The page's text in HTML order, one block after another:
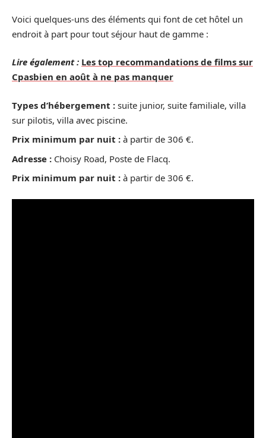
Voici quelques-uns des éléments qui font de cet hôtel un
endroit à part pour tout séjour haut de gamme :
Lire également : Les top recommandations de films sur
Cpasbien en août à ne pas manquer
Types d’hébergement : suite junior, suite familiale, villa
sur pilotis, villa avec piscine.
Prix minimum par nuit : à partir de 306 €.
Adresse : Choisy Road, Poste de Flacq.
Prix minimum par nuit : à partir de 306 €.